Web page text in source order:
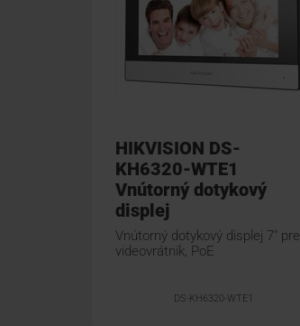
HIKVISION DS-
KH6320-WTE1
Vnútorný dotykový
displej
Vnútorný dotykový displej 7" pre
videovrátnik, PoE
DS-KH6320-WTE1